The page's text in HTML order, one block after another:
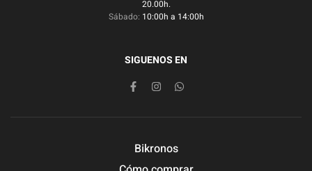
20.00h.
Sábado: 10:00h a 14:00h
SIGUENOS EN
Bikronos